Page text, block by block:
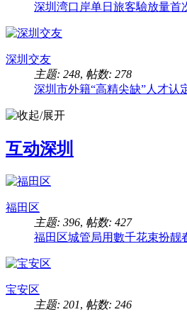
深圳湾口岸单日旅客驗放量首
深圳交友
主题: 248, 帖数: 278
深圳市外籍“高精尖缺”人才认
互动深圳
福田区
主题: 396, 帖数: 427
福田区城管局用數千花束扮靓
宝安区
主题: 201, 帖数: 246